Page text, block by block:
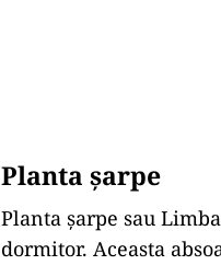
Planta șarpe
Planta șarpe sau Limba
dormitor. Aceasta